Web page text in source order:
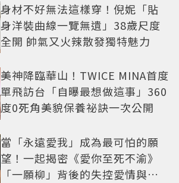
身材不好無法這樣穿！倪妮「貼
身洋裝曲線一覽無遺」38歲尺度
全開 帥氣又火辣散發獨特魅力
美神降臨華山！TWICE MINA首度
單飛訪台「自曝最想做這事」360
度0死角美貌保養祕訣一次公開
當「永遠愛我」成為最可怕的願
望！一起揭密《愛你至死不渝》
「一願柳」背後的失控愛情與爆